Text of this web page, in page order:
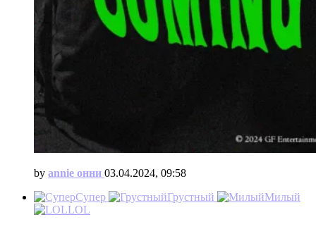
by annie онни 03.04.2024, 09:58
Супер
Грустный
Милый
LOL